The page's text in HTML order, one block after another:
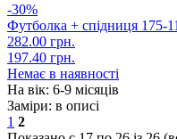
-30%
Футболка + спідниця 175-
282.00 грн.
197.40 грн.
Немає в наявності
На вік: 6-9 місяців
Заміри: в описі
1 2